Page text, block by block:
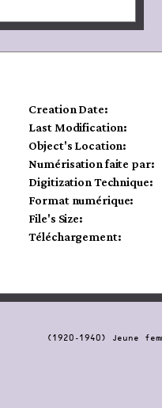
Creation Date:
Last Modification:
Object's Location:
Numérisation faite par:
Digitization Technique:
Format numérique:
File's Size:
Téléchargement:
(1920-1940) Jeune